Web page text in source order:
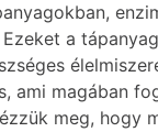
a
ami magában
meg, hogy